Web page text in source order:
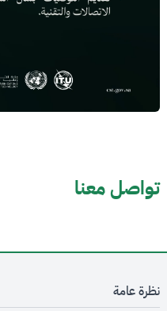
تواصل معنا
نظرة عامة